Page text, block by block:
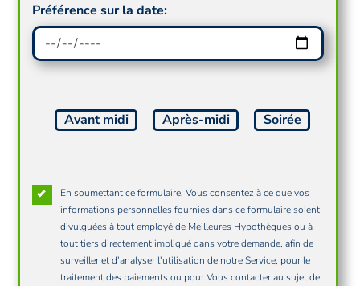
Préférence sur la date:
Avant midi Après-midi Soirée
En soumettant ce formulaire, Vous consentez à ce que vos
informations personnelles fournies dans ce formulaire soient
divulguées à tout employé de Meilleures Hypothèques ou à
tout tiers directement impliqué dans votre demande, afin de
surveiller et d'analyser l'utilisation de notre Service, pour le
traitement des paiements ou pour Vous contacter au sujet de